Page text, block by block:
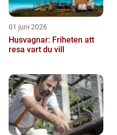
01 juni 2026
Husvagnar: Friheten att
resa vart du vill